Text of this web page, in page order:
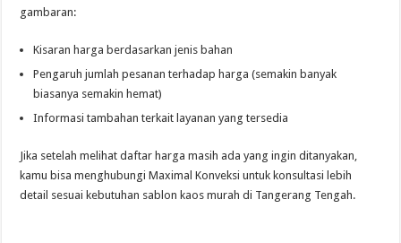
gambaran:
Kisaran harga berdasarkan jenis bahan
Pengaruh jumlah pesanan terhadap harga (semakin banyak
biasanya semakin hemat)
Informasi tambahan terkait layanan yang tersedia
Jika setelah melihat daftar harga masih ada yang ingin ditanyakan,
kamu bisa menghubungi Maximal Konveksi untuk konsultasi lebih
detail sesuai kebutuhan sablon kaos murah di Tangerang Tengah.